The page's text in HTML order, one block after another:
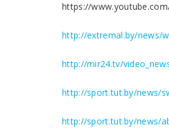
https://
http://extremal.by/news/
http://mir24.tv/
http://sport.tut.by/news/
http://sport.tut.by/news/